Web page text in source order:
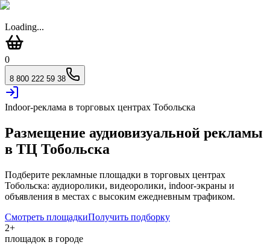
Loading...
0
8 800 222 59 38
Indoor-реклама в торговых центрах Тобольска
Размещение аудиовизуальной рекламы
в ТЦ Тобольска
Подберите рекламные площадки в торговых центрах
Тобольска: аудиоролики, видеоролики, indoor-экраны и
объявления в местах с высоким ежедневным трафиком.
Смотреть площадкиПолучить подборку
2+
площадок в городе